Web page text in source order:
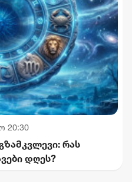
20:30
რას
დღეს?